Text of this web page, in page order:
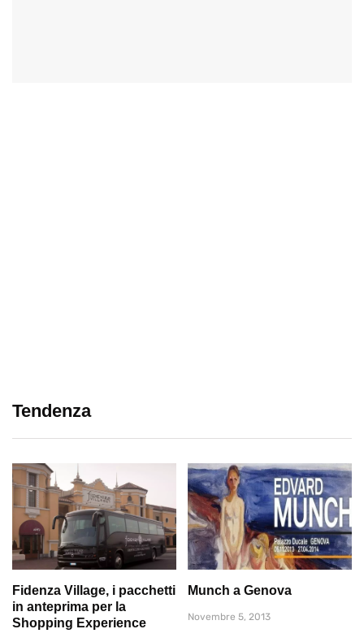
Tendenza
Fidenza Village, i pacchetti
in anteprima per la
Shopping Experience
Munch a Genova
Novembre 5, 2013